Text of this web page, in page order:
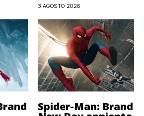
3 AGOSTO 2026
Spider-Man: Brand